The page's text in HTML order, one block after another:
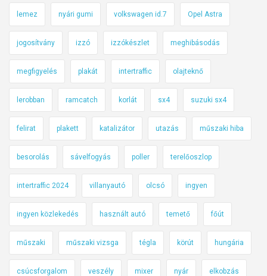
lemez nyári gumi volkswagen id.7 Opel Astra
jogosítvány izzó izzókészlet meghibásodás
megfigyelés plakát intertraffic olajteknő
lerobban ramcatch korlát sx4 suzuki sx4
felirat plakett katalizátor utazás műszaki hiba
besorolás sávelfogyás poller terelőoszlop
intertraffic 2024 villanyautó olcsó ingyen
ingyen közlekedés használt autó temető főút
műszaki műszaki vizsga tégla körút hungária
csúcsforgalom veszély mixer nyár elkobzás